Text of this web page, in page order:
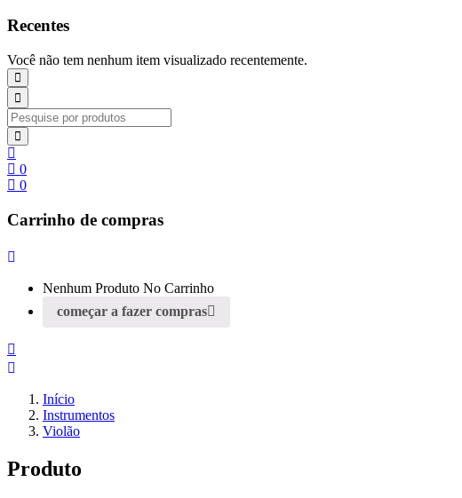
Recentes
Você não tem nenhum item visualizado recentemente.
0
0
Carrinho de compras
Nenhum Produto No Carrinho
começar a fazer compras
Início
Instrumentos
Violão
Produto